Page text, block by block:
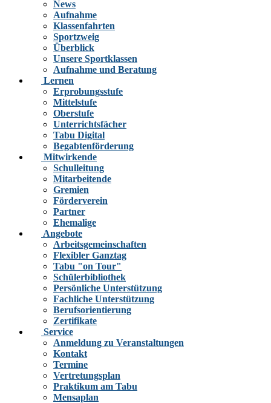
News
Aufnahme
Klassenfahrten
Sportzweig
Überblick
Unsere Sportklassen
Aufnahme und Beratung
Lernen
Erprobungsstufe
Mittelstufe
Oberstufe
Unterrichtsfächer
Tabu Digital
Begabtenförderung
Mitwirkende
Schulleitung
Mitarbeitende
Gremien
Förderverein
Partner
Ehemalige
Angebote
Arbeitsgemeinschaften
Flexibler Ganztag
Tabu "on Tour"
Schülerbibliothek
Persönliche Unterstützung
Fachliche Unterstützung
Berufsorientierung
Zertifikate
Service
Anmeldung zu Veranstaltungen
Kontakt
Termine
Vertretungsplan
Praktikum am Tabu
Mensaplan